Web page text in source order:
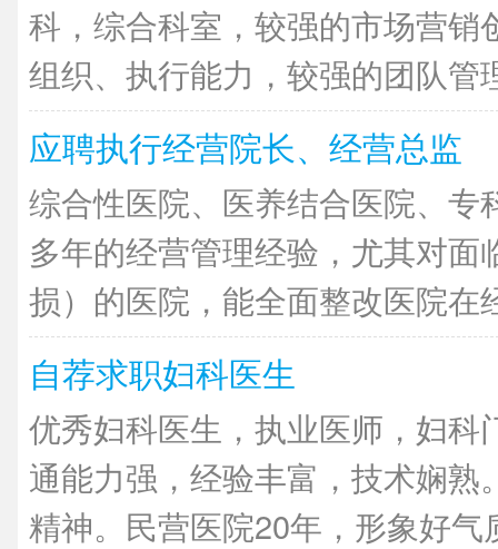
科，综合科室，较强的市场营销
组织、执行能力，较强的团队管
应聘执行经营院长、经营总监
综合性医院、医养结合医院、专
多年的经营管理经验，尤其对面
损）的医院，能全面整改医院在
自荐求职妇科医生
优秀妇科医生，执业医师，妇科
通能力强，经验丰富，技术娴熟
精神。民营医院20年，形象好